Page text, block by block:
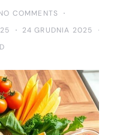
COMMENTS
24 GRUDNIA 2025